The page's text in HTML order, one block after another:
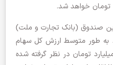
صندوق (بانک تجارت و ملت)
به طور متوسط ارزش کل سهام
شرکت ۱۶٫۵ هزار میلیارد تومان در نظر گرفته شده